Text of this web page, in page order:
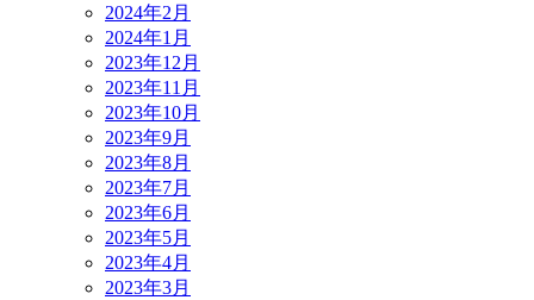
2024年2月
2024年1月
2023年12月
2023年11月
2023年10月
2023年9月
2023年8月
2023年7月
2023年6月
2023年5月
2023年4月
2023年3月